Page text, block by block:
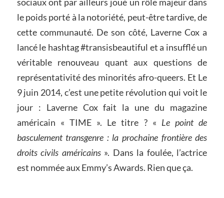
le poids porté à la notoriété, peut-être tardive, de
cette communauté. De son côté, Laverne Cox a
lancé le hashtag #transisbeautiful et a insufflé un
véritable renouveau quant aux questions de
représentativité des minorités afro-queers. Et Le
9 juin 2014, c’est une petite révolution qui voit le
jour : Laverne Cox fait la une du magazine
américain « TIME ». Le titre ? « Le point de
basculement transgenre : la prochaine frontière des
droits civils américains». Dans la foulée, l’actrice
est nommée aux Emmy’s Awards. Rien que ça.